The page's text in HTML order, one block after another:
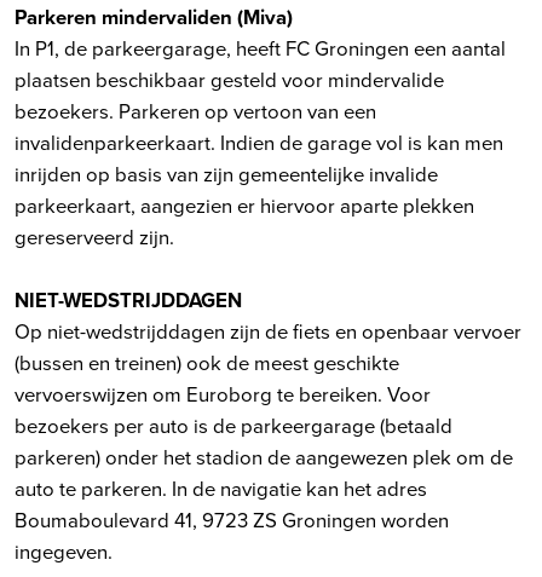
Parkeren mindervaliden (Miva)
In P1, de parkeergarage, heeft FC Groningen een aantal
plaatsen beschikbaar gesteld voor mindervalide
bezoekers. Parkeren op vertoon van een
invalidenparkeerkaart. Indien de garage vol is kan men
inrijden op basis van zijn gemeentelijke invalide
parkeerkaart, aangezien er hiervoor aparte plekken
gereserveerd zijn.
NIET-WEDSTRIJDDAGEN
Op niet-wedstrijddagen zijn de fiets en openbaar vervoer
(bussen en treinen) ook de meest geschikte
vervoerswijzen om Euroborg te bereiken. Voor
bezoekers per auto is de parkeergarage (betaald
parkeren) onder het stadion de aangewezen plek om de
auto te parkeren. In de navigatie kan het adres
Boumaboulevard 41, 9723 ZS Groningen worden
ingegeven.